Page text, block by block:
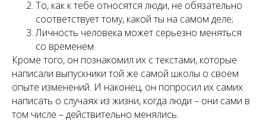
То, как к тебе относятся люди, не обязательно
соответствует тому, какой ты на самом деле;
Личность человека может серьезно меняться
со временем.
Кроме того, он познакомил их с текстами, которые
написали выпускники той же самой школы о своем
опыте изменений. И наконец, он попросил их самих
написать о случаях из жизни, когда люди – они сами в
том числе – действительно менялись.